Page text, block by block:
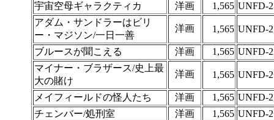
宇宙空母ギャラクティカ 洋画 1,565 UNFD-
アダム・サンドラーはビリ
ー・マジソン/一日一善
洋画 1,565 UNFD-
ブルースが聞こえる 洋画 1,565 UNFD-
マイナー・ブラザース/史上最
大の賭け
洋画 1,565 UNFD-
メイフィールドの怪人たち 洋画 1,565 UNFD-
チェンバー/処刑室
洋画 1,565 UNFD-